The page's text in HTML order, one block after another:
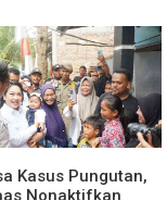
di KM 55 Tol
Kasus Pungutan,
Nonaktifkan